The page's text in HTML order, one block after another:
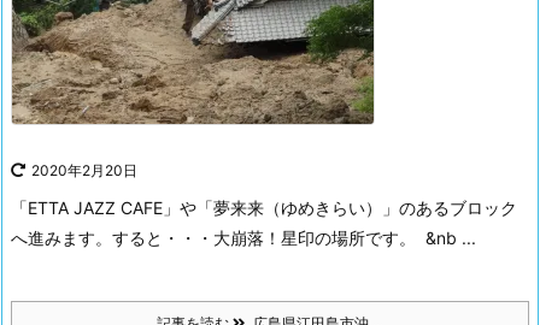
2020年2月20日
「ETTA JAZZ CAFE」や「夢来来（ゆめきらい）」のあるブロック
へ進みます。 すると・・・ 大崩落！ 星印の場所です。 &nb ...